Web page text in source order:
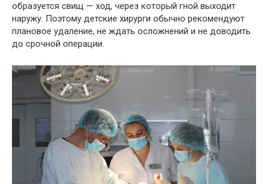
образуется свищ — ход, через который гной выходит
наружу. Поэтому детские хирурги обычно рекомендуют
плановое удаление, не ждать осложнений и не доводить
до срочной операции.